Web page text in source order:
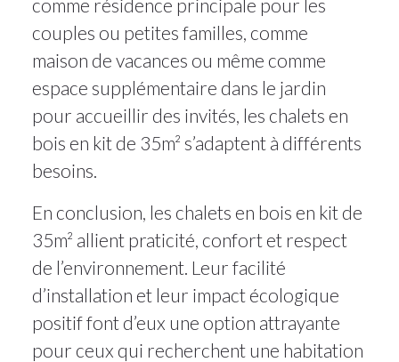
comme résidence principale pour les
couples ou petites familles, comme
maison de vacances ou même comme
espace supplémentaire dans le jardin
pour accueillir des invités, les chalets en
bois en kit de 35m² s’adaptent à différents
besoins.
En conclusion, les chalets en bois en kit de
35m² allient praticité, confort et respect
de l’environnement. Leur facilité
d’installation et leur impact écologique
positif font d’eux une option attrayante
pour ceux qui recherchent une habitation